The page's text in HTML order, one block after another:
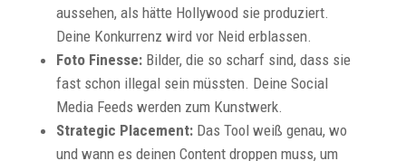
aussehen, als hätte Hollywood sie produziert.
Deine Konkurrenz wird vor Neid erblassen.
Foto Finesse:Bilder, die so scharf sind, dass sie
fast schon illegal sein müssten. Deine Social
Media Feeds werden zum Kunstwerk.
Strategic Placement:Das Tool weiß genau, wo
und wann es deinen Content droppen muss, um